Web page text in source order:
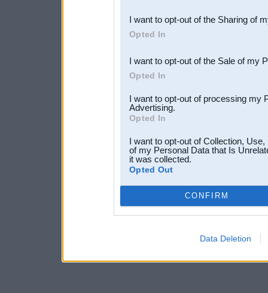
Downstream Participants
third parties.
I want to opt-out of the Sharing of
Opted In
I want to opt-out of the Sale of my
Opted In
I want to opt-out of processing my
Advertising.
Opted In
I want to opt-out of Collection,
of my Personal Data that Is
it was collected.
Opted Out
CONFIRM
Data Deletion